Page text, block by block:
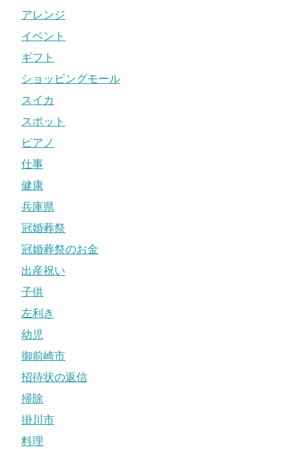
アレンジ
イベント
ギフト
ショッピングモール
スイカ
スポット
ピアノ
仕事
健康
兵庫県
冠婚葬祭
冠婚葬祭のお金
出産祝い
子供
左利き
幼児
御前崎市
招待状の返信
掃除
掛川市
料理